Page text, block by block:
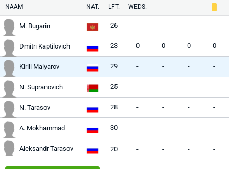
NAAM NAT. LFT. WEDS.
M. Bugarin 26 - - - -
Dmitri Kaptilovich 23 0 0 0 0
Kirill Malyarov 29 - - - -
N. Supranovich 25 - - - -
N. Tarasov 28 - - - -
A. Mokhammad 30 - - - -
Aleksandr Tarasov 20 - - - -